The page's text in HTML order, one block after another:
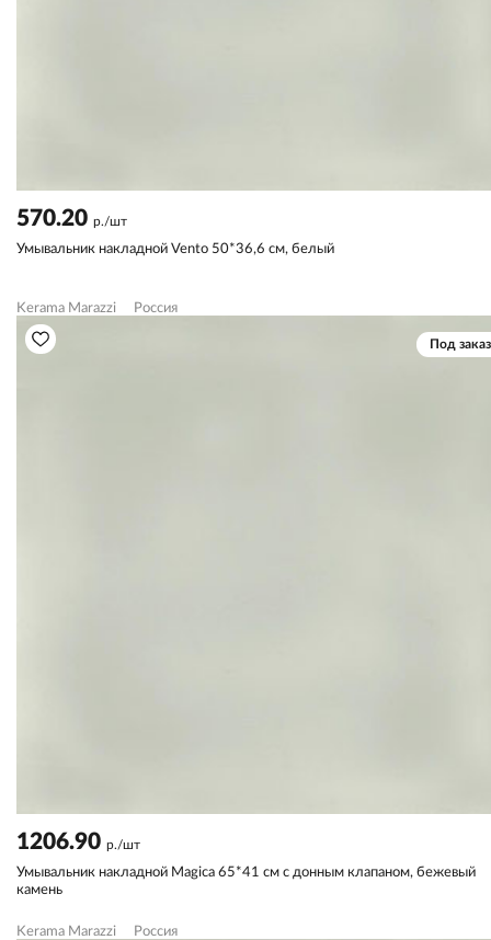
570.20 р./шт
Умывальник накладной Vento 50*36,6 см, белый
Kerama Marazzi Россия
Под заказ
1206.90 р./шт
Умывальник накладной Magica 65*41 см с донным клапаном, бежевый
камень
Kerama Marazzi Россия